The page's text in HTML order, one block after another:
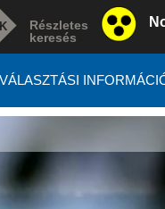
Részletes
keresés
VÁLASZTÁSI